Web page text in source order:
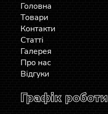
Головна
Товари
Контакти
Статті
Галерея
Про нас
Відгуки
Графік роботи